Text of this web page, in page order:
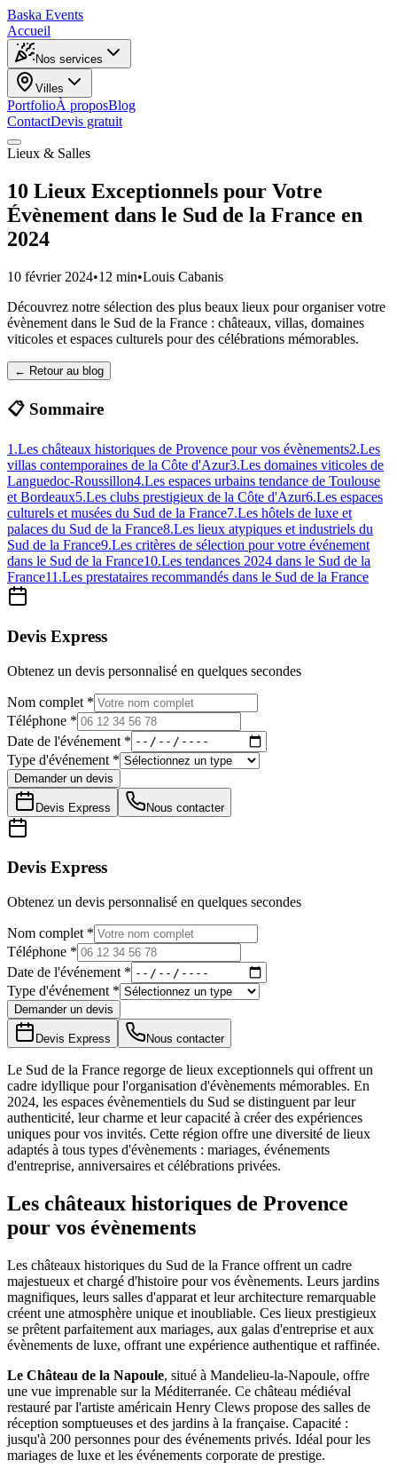
Baska Events
Accueil
Nos services
Villes
PortfolioÀ proposBlog
ContactDevis gratuit
Lieux & Salles
10 Lieux Exceptionnels pour Votre
Évènement dans le Sud de la France en
2024
10 février 2024•12 min•Louis Cabanis
Découvrez notre sélection des plus beaux lieux pour organiser votre
évènement dans le Sud de la France : châteaux, villas, domaines
viticoles et espaces culturels pour des célébrations mémorables.
← Retour au blog
📋 Sommaire
1 .Les châteaux historiques de Provence pour vos évènements2.Les
villas contemporaines de la Côte d'Azur3.Les domaines viticoles de
Languedoc-Roussillon4.Les espaces urbains tendance de Toulouse
et Bordeaux5.Les clubs prestigieux de la Côte d'Azur6.Les espaces
culturels et musées du Sud de la France7.Les hôtels de luxe et
palaces du Sud de la France8.Les lieux atypiques et industriels du
Sud de la France9.Les critères de sélection pour votre événement
dans le Sud de la France10.Les tendances 2024 dans le Sud de la
France11 .Les prestataires recommandés dans le Sud de la France
Devis Express
Obtenez un devis personnalisé en quelques secondes
Nom complet *
Téléphone *
Date de l'événement *
Type d'événement *
Demander un devis
Devis Express Nous contacter
Devis Express
Obtenez un devis personnalisé en quelques secondes
Nom complet *
Téléphone *
Date de l'événement *
Type d'événement *
Demander un devis
Devis Express Nous contacter
Le Sud de la France regorge de lieux exceptionnels qui offrent un
cadre idyllique pour l'organisation d'évènements mémorables. En
2024, les espaces évènementiels du Sud se distinguent par leur
authenticité, leur charme et leur capacité à créer des expériences
uniques pour vos invités. Cette région offre une diversité de lieux
adaptés à tous types d'évènements : mariages, événements
d'entreprise, anniversaires et célébrations privées.
Les châteaux historiques de Provence
pour vos évènements
Les châteaux historiques du Sud de la France offrent un cadre
majestueux et chargé d'histoire pour vos évènements. Leurs jardins
magnifiques, leurs salles d'apparat et leur architecture remarquable
créent une atmosphère unique et inoubliable. Ces lieux prestigieux
se prêtent parfaitement aux mariages, aux galas d'entreprise et aux
évènements de luxe, offrant une expérience authentique et raffinée.
Le Château de la Napoule, situé à Mandelieu-la-Napoule, offre
une vue imprenable sur la Méditerranée. Ce château médiéval
restauré par l'artiste américain Henry Clews propose des salles de
réception somptueuses et des jardins à la française. Capacité :
jusqu'à 200 personnes pour des événements privés. Idéal pour les
mariages de luxe et les événements corporate de prestige.